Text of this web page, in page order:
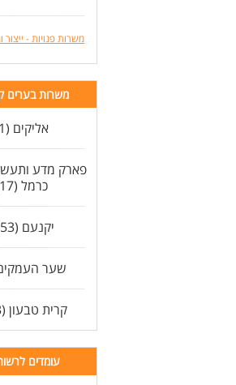
משרות פנויות - ייצור
משרות בערים
אליקים (1)
פארק מדע
כרמל (17)
יקנעם (453)
שער העמקים
קרית טבעון (123)
עומדים